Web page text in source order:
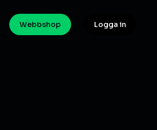
Webbshop Logga in